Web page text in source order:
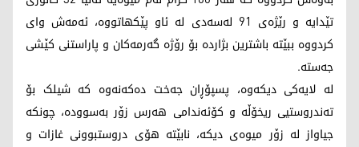
تێدایە و رێژەی 91 لەسەدی لە ئاو پێکهاتووە، ئەمەش وای
کردووە ببێتە باشترین بژاردە بۆ رۆژە گەرمەکان و پاراستنی کێشی
جەستە.
لە لایەکی دیکەوە، پسپۆڕان جەخت دەکەنەوە کە شیلک بۆ
تەندروستیی ریخۆڵە و کۆئەندامی هەرس زۆر بەسوودە، چونکە
جیاواز لە زۆر میوەی دیکە، نابێتە هۆی دروستبوونی غازات و